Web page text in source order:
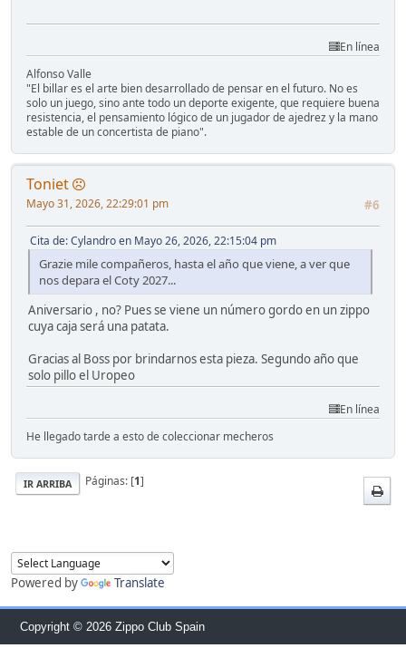
En línea
Alfonso Valle
"El billar es el arte bien desarrollado de pensar en el futuro. No es
solo un juego, sino ante todo un deporte exigente, que requiere buena
resistencia, el pensamiento lógico de un jugador de ajedrez y la mano
estable de un concertista de piano".
Toniet
#6
Mayo 31, 2026, 22:29:01 pm
Cita de: Cylandro en Mayo 26, 2026, 22:15:04 pm
Grazie mile compañeros, hasta el año que viene, a ver que
nos depara el Coty 2027...
Aniversario , no? Pues se viene un número gordo en un zippo
cuya caja será una patata.
Gracias al Boss por brindarnos esta pieza. Segundo año que
solo pillo el Uropeo
En línea
He llegado tarde a esto de coleccionar mecheros
IR ARRIBA Páginas: [1]
Powered by Translate
Copyright © 2026 Zippo Club Spain